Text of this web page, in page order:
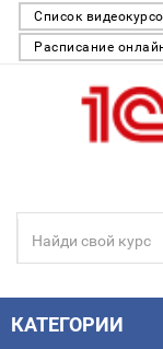
Список
Расписание
КАТЕГОРИИ